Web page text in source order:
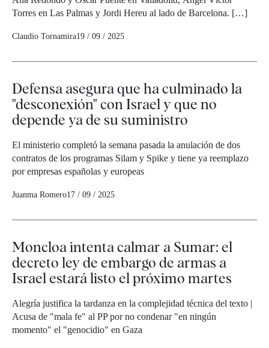
Torres en Las Palmas y Jordi Hereu al lado de Barcelona. […]
Claudio Tornamira19 / 09 / 2025
Defensa asegura que ha culminado la
"desconexión" con Israel y que no
depende ya de su suministro
El ministerio completó la semana pasada la anulación de dos
contratos de los programas Silam y Spike y tiene ya reemplazo
por empresas españolas y europeas
Juanma Romero17 / 09 / 2025
Moncloa intenta calmar a Sumar: el
decreto ley de embargo de armas a
Israel estará listo el próximo martes
Alegría justifica la tardanza en la complejidad técnica del texto |
Acusa de "mala fe" al PP por no condenar "en ningún
momento" el "genocidio" en Gaza